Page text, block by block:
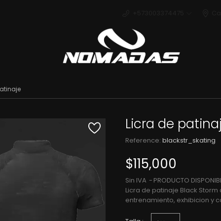
Licra de
Reference: blackstr_skating
$115,000
Sin IVA
PRODUCTO
Licra de patinaje Black
entrenamiento, exhibicion y